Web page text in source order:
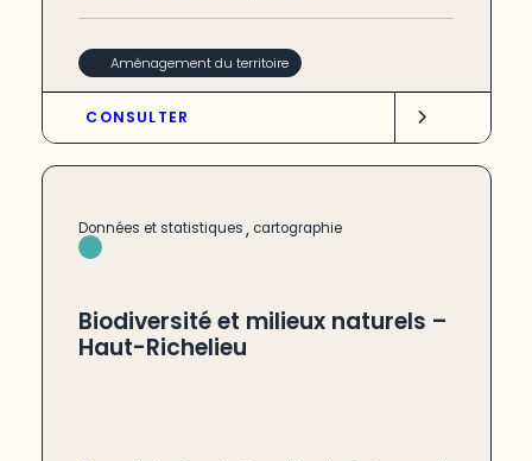
Aménagement du territoire
CONSULTER
Données et statistiques, cartographie
Biodiversité et milieux naturels –
Haut-Richelieu